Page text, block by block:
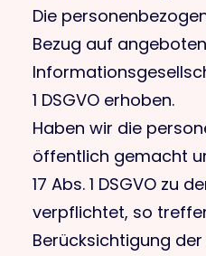
Die
Bezug auf
1 DSGVO erhoben.
Haben wir die
öffentlich gemacht
17 Abs. 1 DSGVO zu
verpflichtet, so
Berücksichtigung